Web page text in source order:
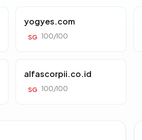
yogyes.com
SG 100/100
alfascorpii.co.id
SG 100/100